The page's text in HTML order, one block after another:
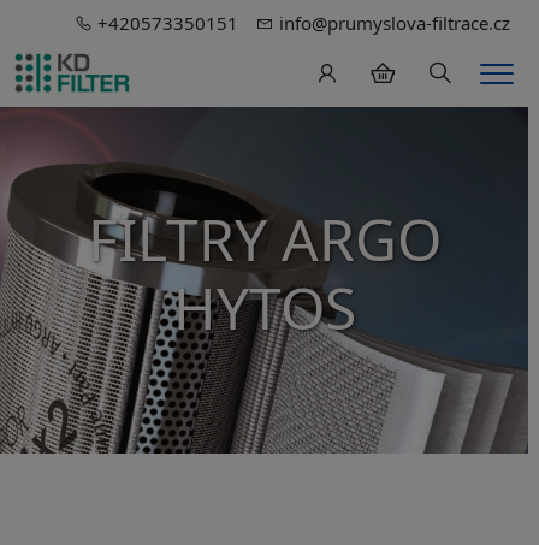
+420573350151 info@prumyslova-filtrace.cz
Hledání
FILTRY ARGO
HYTOS